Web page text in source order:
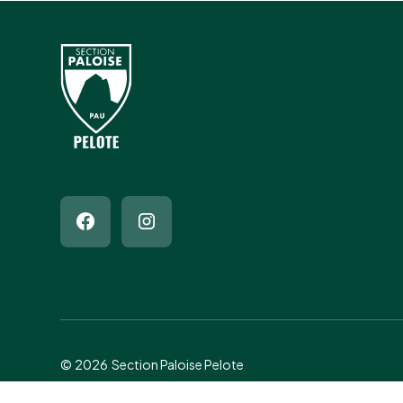
© 2026 Section Paloise Pelote